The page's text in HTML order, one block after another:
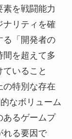
素を戦闘能力
ナリティを確
る「開発者の
間を超えて多
いること
の特別な存在
なボリューム
あるゲームプ
れる要因で